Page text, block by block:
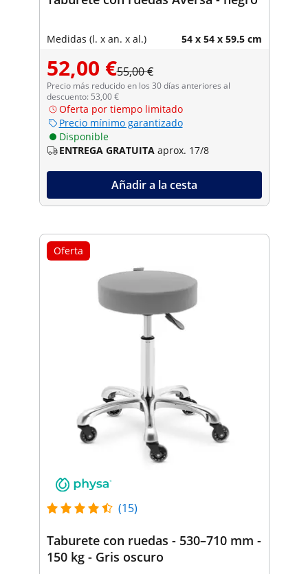
Medidas (l. x an. x al.) 54 x 54 x 59.5 cm
52,00 €55,00 €
Precio más reducido en los 30 días anteriores al
descuento: 53,00 €
Oferta por tiempo limitado
Precio mínimo garantizado
Disponible
ENTREGA GRATUITA aprox. 17/8
Añadir a la cesta
Oferta
(15)
Taburete con ruedas - 530–710 mm -
150 kg - Gris oscuro